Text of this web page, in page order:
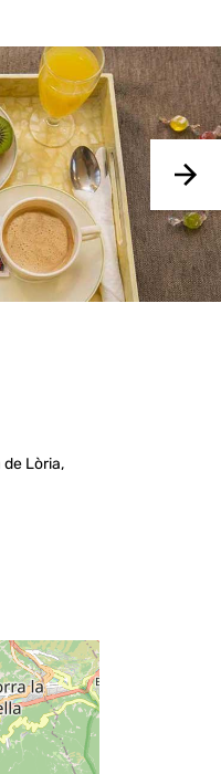
Lòria,